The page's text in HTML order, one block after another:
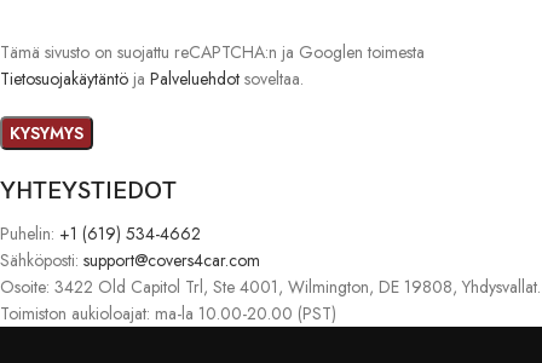
Tämä sivusto on suojattu reCAPTCHA:n ja Googlen toimesta
Tietosuojakäytäntö ja Palveluehdot soveltaa.
YHTEYSTIEDOT
Puhelin: +1 (619) 534-4662
Sähköposti: support@covers4car.com
Osoite: 3422 Old Capitol Trl, Ste 4001, Wilmington, DE 19808, Yhdysvallat.
Toimiston aukioloajat: ma-la 10.00-20.00 (PST)